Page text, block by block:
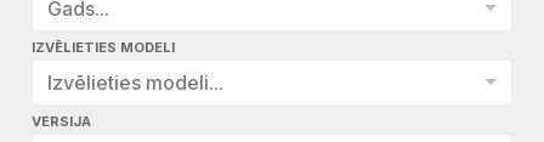
Gads...
IZVĒLIETIES MODELI
Izvēlieties modeli...
VERSIJA